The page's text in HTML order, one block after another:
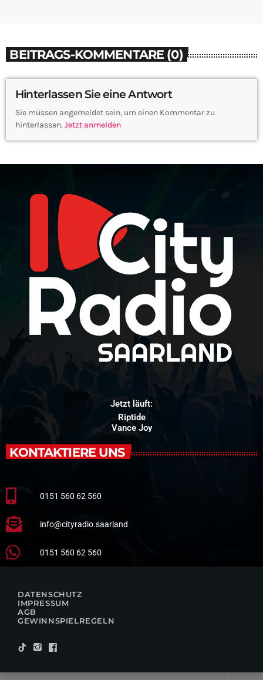
BEITRAGS-KOMMENTARE (0)
Hinterlassen Sie eine Antwort
Sie müssen angemeldet sein, um einen Kommentar zu
hinterlassen. Jetzt anmelden
Jetzt läuft:
Riptide
Vance Joy
KONTAKTIERE UNS
0151 560 62 560
info@cityradio.saarland
0151 560 62 560
DATENSCHUTZ
IMPRESSUM
AGB
GEWINNSPIELREGELN